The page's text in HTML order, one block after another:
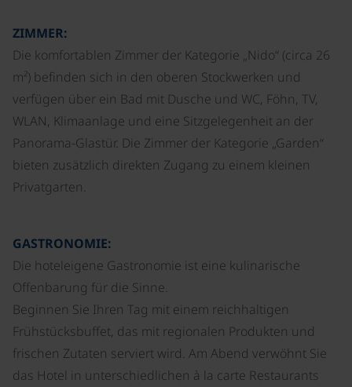
ZIMMER:
Die komfortablen Zimmer der Kategorie „Nido“ (circa 26
m²) befinden sich in den oberen Stockwerken und
verfügen über ein Bad mit Dusche und WC, Föhn, TV,
WLAN, Klimaanlage und eine Sitzgelegenheit an der
Panorama-Glastür. Die Zimmer der Kategorie „Garden“
bieten zusätzlich direkten Zugang zu einem kleinen
Privatgarten.
GASTRONOMIE:
Die hoteleigene Gastronomie ist eine kulinarische
Offenbarung für die Sinne.
Beginnen Sie Ihren Tag mit einem reichhaltigen
Frühstücksbuffet, das mit regionalen Produkten und
frischen Zutaten serviert wird. Am Abend verwöhnt Sie
das Hotel in unterschiedlichen à la carte Restaurants